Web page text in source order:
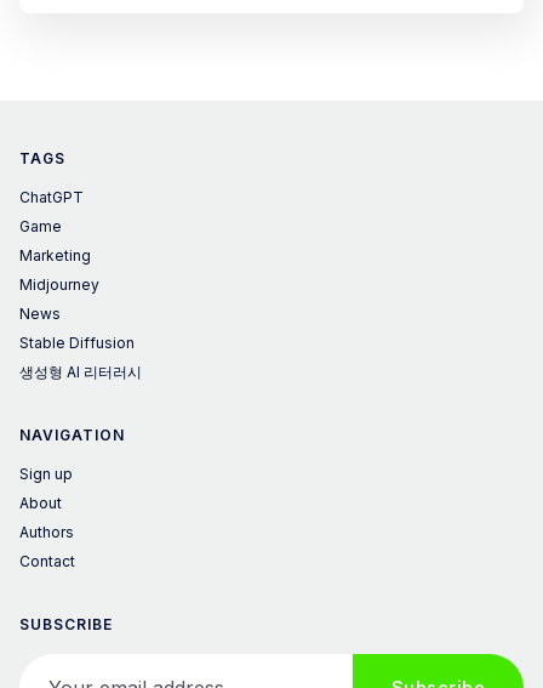
TAGS
ChatGPT
Game
Marketing
Midjourney
News
Stable Diffusion
생성형 AI 리터러시
NAVIGATION
Sign up
About
Authors
Contact
SUBSCRIBE